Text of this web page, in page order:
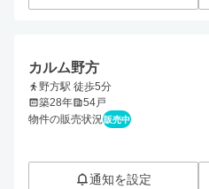
カルム野方
野方駅 徒歩5分
築28年
54戸
物件の販売状況販売中
通知を設定